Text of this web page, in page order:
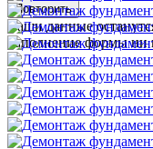
Повторить
Ваши данные
Заполнение формы ни